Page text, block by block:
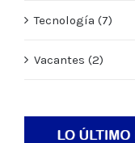
Tecnología (7)
Vacantes (2)